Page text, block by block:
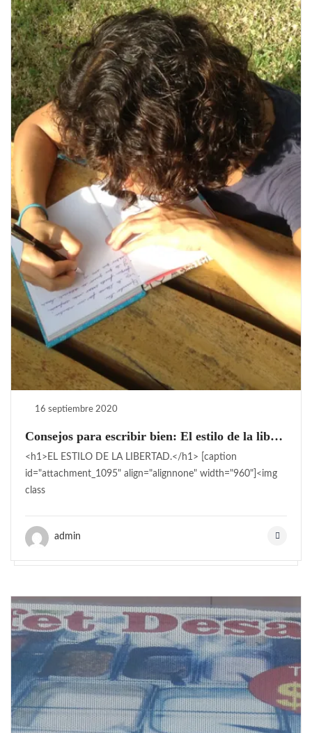
16 septiembre 2020
Consejos para escribir bien: El estilo de la libertad
<h1>EL ESTILO DE LA LIBERTAD.</h1> [caption
id="attachment_1095" align="alignnone" width="960"]<img
class
admin